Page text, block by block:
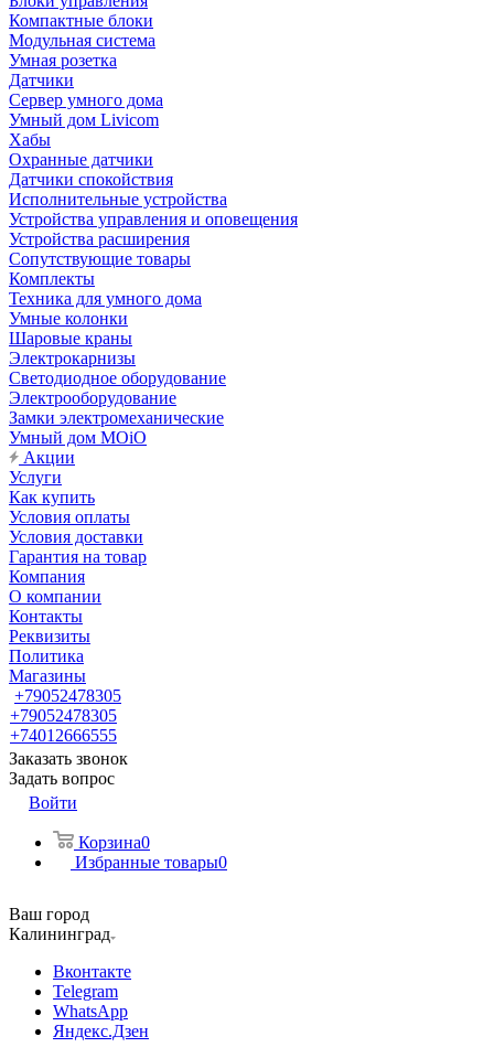
Компактные блоки
Модульная система
Умная розетка
Датчики
Сервер умного дома
Умный дом Livicom
Хабы
Охранные датчики
Датчики спокойствия
Исполнительные устройства
Устройства управления и оповещения
Устройства расширения
Сопутствующие товары
Комплекты
Техника для умного дома
Умные колонки
Шаровые краны
Электрокарнизы
Светодиодное оборудование
Электрооборудование
Замки электромеханические
Умный дом MOiO
Акции
Услуги
Как купить
Условия оплаты
Условия доставки
Гарантия на товар
Компания
О компании
Контакты
Реквизиты
Политика
Магазины
+79052478305
+79052478305
+74012666555
Заказать звонок
Задать вопрос
Войти
Корзина0
Избранные товары0
Ваш город
Калининград
Вконтакте
Telegram
WhatsApp
Яндекс.Дзен